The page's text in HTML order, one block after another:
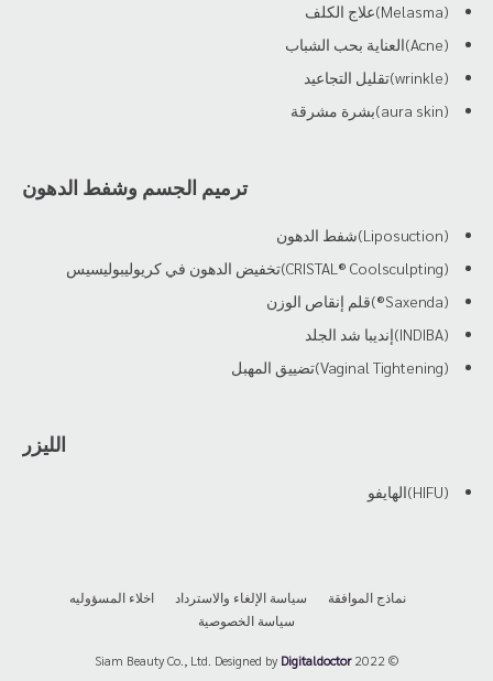
(Melasma)علاج الكلف
(Acne)العناية بحب الشباب
(wrinkle)تقليل التجاعيد
(aura skin)بشرة مشرقة
ترميم الجسم وشفط الدهون
(Liposuction)شفط الدهون
(CRISTAL® Coolsculpting)تخفيض الدهون في كريوليبوليسيس
(Saxenda®)قلم إنقاص الوزن
(INDIBA)إنديبا شد الجلد
(Vaginal Tightening)تضييق المهبل
الليزر
(HIFU)الهايفو
نماذج الموافقة سياسة الإلغاء والاسترداد
اخلاء المسؤوليه
سياسة الخصوصية
© 2022 Siam Beauty Co., Ltd. Designed by
Digitaldoctor